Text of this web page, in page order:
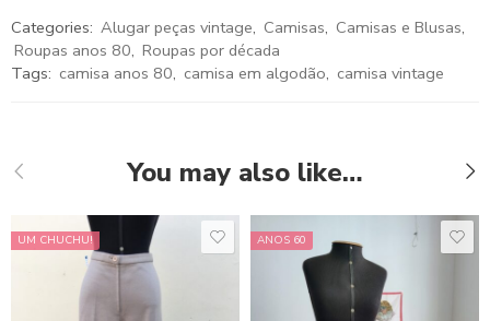
Categories: Alugar peças vintage, Camisas, Camisas e Blusas,
Roupas anos 80, Roupas por década
Tags: camisa anos 80, camisa em algodão, camisa vintage
You may also like…
UM CHUCHU! ANOS 60